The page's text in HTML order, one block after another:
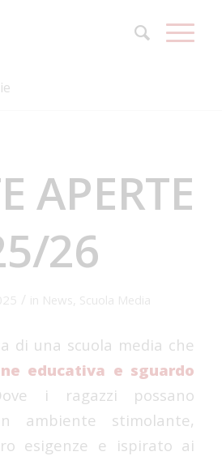
APERTE
26
/ in News Scuola Media
di una scuola media che
educativa e sguardo
i ragazzi possano
ambiente stimolante,
esigenze e ispirato ai